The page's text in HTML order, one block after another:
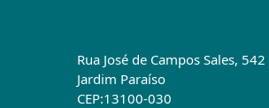
Rua José de Campos Sales, 542
Jardim Paraíso
CEP:13100-030